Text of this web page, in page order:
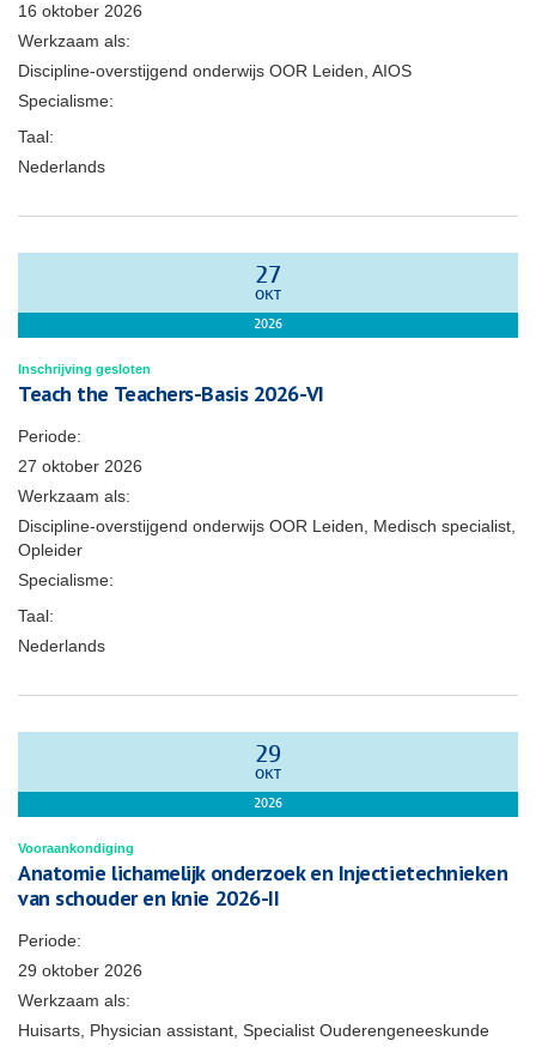
16 oktober 2026
Werkzaam als:
Discipline-overstijgend onderwijs OOR Leiden, AIOS
Specialisme:
Taal:
Nederlands
27
OKT
2026
Inschrijving gesloten
Teach the Teachers-Basis 2026-VI
Periode:
27 oktober 2026
Werkzaam als:
Discipline-overstijgend onderwijs OOR Leiden, Medisch specialist,
Opleider
Specialisme:
Taal:
Nederlands
29
OKT
2026
Vooraankondiging
Anatomie lichamelijk onderzoek en Injectietechnieken
van schouder en knie 2026-II
Periode:
29 oktober 2026
Werkzaam als:
Huisarts, Physician assistant, Specialist Ouderengeneeskunde